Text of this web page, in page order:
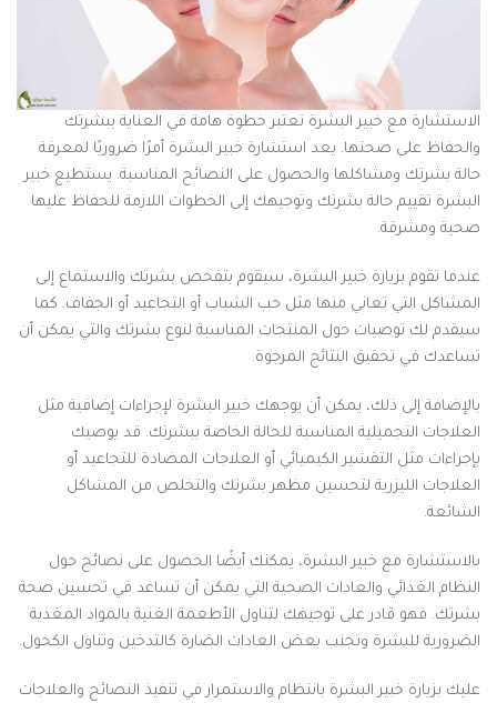
الاستشارة مع خبير البشرة تعتبر خطوة هامة في العناية ببشرتك
والحفاظ على صحتها. يعد استشارة خبير البشرة أمرًا ضروريًا لمعرفة
حالة بشرتك ومشاكلها والحصول على النصائح المناسبة. يستطيع خبير
البشرة تقييم حالة بشرتك وتوجيهك إلى الخطوات اللازمة للحفاظ عليها
صحية ومشرقة.
عندما تقوم بزيارة خبير البشرة، سيقوم بتفحص بشرتك والاستماع إلى
المشاكل التي تعاني منها مثل حب الشباب أو التجاعيد أو الجفاف. كما
سيقدم لك توصيات حول المنتجات المناسبة لنوع بشرتك والتي يمكن أن
تساعدك في تحقيق النتائج المرجوة.
بالإضافة إلى ذلك، يمكن أن يوجهك خبير البشرة لإجراءات إضافية مثل
العلاجات التجميلية المناسبة للحالة الخاصة ببشرتك. قد يوصيك
بإجراءات مثل التقشير الكيميائي أو العلاجات المضادة للتجاعيد أو
العلاجات الليزرية لتحسين مظهر بشرتك والتخلص من المشاكل
الشائعة.
بالاستشارة مع خبير البشرة، يمكنك أيضًا الحصول على نصائح حول
النظام الغذائي والعادات الصحية التي يمكن أن تساعد في تحسين صحة
بشرتك. فهو قادر على توجيهك لتناول الأطعمة الغنية بالمواد المغذية
الضرورية للبشرة وتجنب بعض العادات الضارة كالتدخين وتناول الكحول.
عليك بزيارة خبير البشرة بانتظام والاستمرار في تنفيذ النصائح والعلاجات